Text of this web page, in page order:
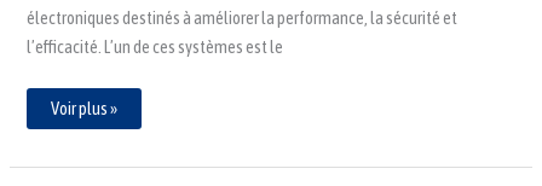
électroniques destinés à améliorer la performance, la sécurité et
l’efficacité. L’un de ces systèmes est le
Voir plus »